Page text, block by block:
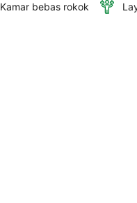
Kamar bebas rokok